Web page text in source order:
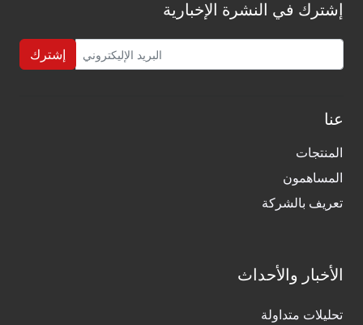
إشترك في النشرة الإخبارية
إشترك
عنا
المنتجات
المساهمون
تعريف بالشركة
الأخبار والأحداث
تحليلات متداولة